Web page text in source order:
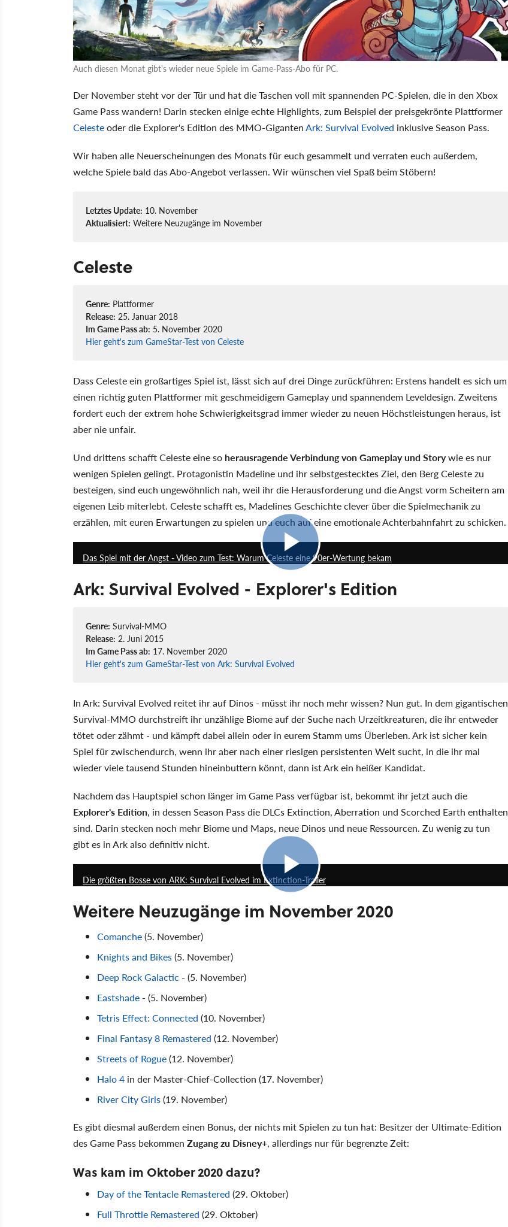
Auch diesen Monat gibt's wieder neue Spiele im Game-Pass-Abo für PC.
Der November steht vor der Tür und hat die Taschen voll mit spannenden PC-Spielen, die in den Xbox
Game Pass wandern! Darin stecken einige echte Highlights, zum Beispiel der preisgekrönte Plattformer
Celesteoder die Explorer's Edition des MMO-GigantenArk: Survival Evolved inklusive Season Pass.
Wir haben alle Neuerscheinungen des Monats für euch gesammelt und verraten euch außerdem,
welche Spiele bald das Abo-Angebot verlassen. Wir wünschen viel Spaß beim Stöbern!
Letztes Update: 10. November
Aktualisiert: Weitere Neuzugänge im November
Celeste
Genre: Plattformer
Release: 25. Januar 2018
Im Game Pass ab: 5. November 2020
Hier geht's zum GameStar-Test von Celeste
Dass Celeste ein großartiges Spiel ist, lässt sich auf drei Dinge zurückführen: Erstens handelt es sich um
einen richtig guten Plattformer mit geschmeidigem Gameplay und spannendem Leveldesign. Zweitens
fordert euch der extrem hohe Schwierigkeitsgrad immer wieder zu neuen Höchstleistungen heraus, ist
aber nie unfair.
Und drittens schafft Celeste eine so herausragende Verbindung von Gameplay und Storywie es nur
wenigen Spielen gelingt. Protagonistin Madeline und ihr selbstgestecktes Ziel, den Berg Celeste zu
besteigen, sind euch ungewöhnlich nah, weil ihr die Herausforderung und die Angst vorm Scheitern am
eigenen Leib miterlebt. Celeste schafft es, Madelines Geschichte clever über die Spielmechanik zu
erzählen, mit euren Erwartungen zu spielen und euch auf eine emotionale Achterbahnfahrt zu schicken.
Das Spiel mit der Angst - Video zum Test: Warum Celeste eine 90er-Wertung bekam
Ark: Survival Evolved - Explorer's Edition
Genre: Survival-MMO
Release: 2. Juni 2015
Im Game Pass ab: 17. November 2020
Hier geht's zum GameStar-Test von Ark: Survival Evolved
In Ark: Survival Evolved reitet ihr auf Dinos - müsst ihr noch mehr wissen? Nun gut. In dem gigantischen
Survival-MMO durchstreift ihr unzählige Biome auf der Suche nach Urzeitkreaturen, die ihr entweder
tötet oder zähmt - und kämpft dabei allein oder in eurem Stamm ums Überleben. Ark ist sicher kein
Spiel für zwischendurch, wenn ihr aber nach einer riesigen persistenten Welt sucht, in die ihr mal
wieder viele tausend Stunden hineinbuttern könnt, dann ist Ark ein heißer Kandidat.
Nachdem das Hauptspiel schon länger im Game Pass verfügbar ist, bekommt ihr jetzt auch die
Explorer's Edition, in dessen Season Pass die DLCs Extinction, Aberration und Scorched Earth enthalten
sind. Darin stecken noch mehr Biome und Maps, neue Dinos und neue Ressourcen. Zu wenig zu tun
gibt es in Ark also definitiv nicht.
Die größten Bosse von ARK: Survival Evolved im Extinction-Trailer
Weitere Neuzugänge im November 2020
Comanche(5. November)
Knights and Bikes(5. November)
Deep Rock Galactic - (5. November)
Eastshade - (5. November)
Tetris Effect: Connected (10. November)
Final Fantasy 8 Remastered (12. November)
Streets of Rogue(12. November)
Halo 4 in der Master-Chief-Collection (17. November)
River City Girls(19. November)
Es gibt diesmal außerdem einen Bonus, der nichts mit Spielen zu tun hat: Besitzer der Ultimate-Edition
des Game Pass bekommen Zugang zu Disney+, allerdings nur für begrenzte Zeit:
Was kam im Oktober 2020 dazu?
Day of the Tentacle Remastered (29. Oktober)
Full Throttle Remastered (29. Oktober)